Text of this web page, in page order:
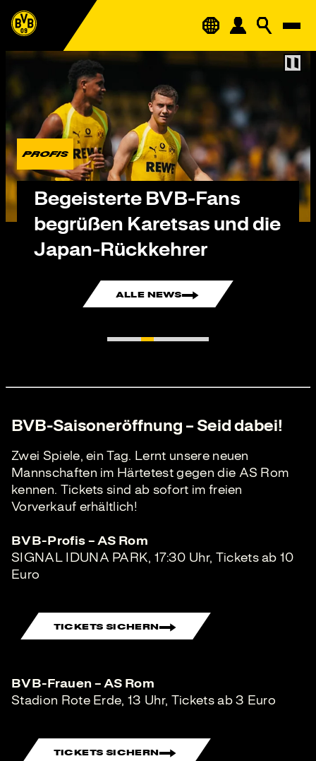
PROFIS
Begeisterte BVB-Fans
begrüßen Karetsas und die
Japan-Rückkehrer
ALLE NEWS
BVB-Saisoneröffnung – Seid dabei!
Zwei Spiele, ein Tag. Lernt unsere neuen
Mannschaften im Härtetest gegen die AS Rom
kennen. Tickets sind ab sofort im freien
Vorverkauf erhältlich!
BVB-Profis – AS Rom
SIGNAL IDUNA PARK, 17:30 Uhr, Tickets ab 10
Euro
TICKETS SICHERN
BVB-Frauen – AS Rom
Stadion Rote Erde, 13 Uhr, Tickets ab 3 Euro
TICKETS SICHERN